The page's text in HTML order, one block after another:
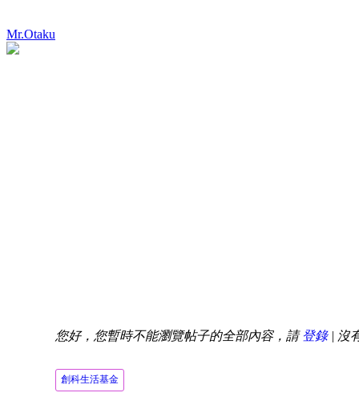
Mr.Otaku
您好，您暫時不能瀏覽帖子的全部內容，請登錄| 沒
創科生活基金